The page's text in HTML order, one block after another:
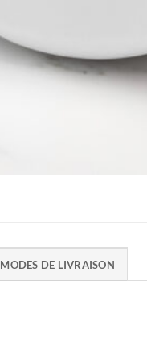
MODES DE LIVRAISON